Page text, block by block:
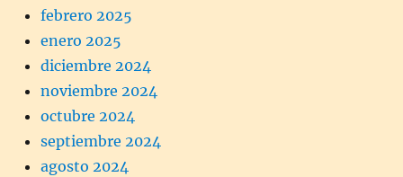
febrero 2025
enero 2025
diciembre 2024
noviembre 2024
octubre 2024
septiembre 2024
agosto 2024